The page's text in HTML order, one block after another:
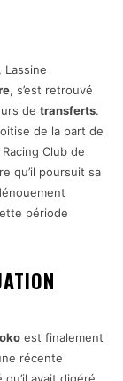
Lassine
, s’est retrouvé
de transferts.
de la part de
Club de
qu’il poursuit sa
période
est finalement
récente